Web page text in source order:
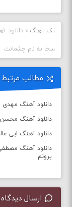
تک آهنگ »دانلود
سخا به نام چشمانت
مطالب مرتبط
دانلود آهنگ مهدی
دانلود آهنگ محسن
دانلود آهنگ ابی
دانلود آهنگ
پرونم
ارسال دیدگاه